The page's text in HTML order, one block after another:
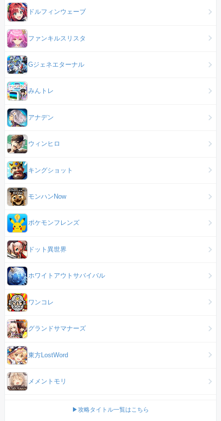
ドルフィンウェーブ
ファンキルスリスタ
Gジェネエターナル
みんトレ
アナデン
ウィンヒロ
キングショット
モンハンNow
ポケモンフレンズ
ドット異世界
ホワイトアウトサバイバル
ワンコレ
グランドサマナーズ
東方LostWord
メメントモリ
▶攻略タイトル一覧はこちら